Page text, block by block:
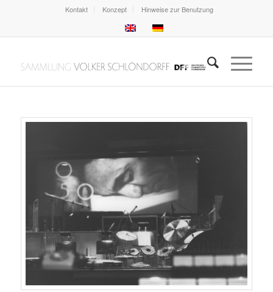
Kontakt Konzept Hinweise zur Benutzung